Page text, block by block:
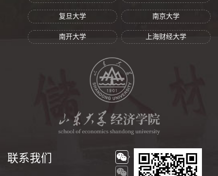
复旦大学 南京大学
南开大学 上海财经大学
联系我们